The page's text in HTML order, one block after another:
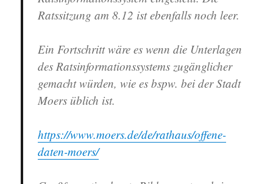
Ratssitzung am 8.12 ist ebenfalls noch leer.
Ein Fortschritt wäre es wenn die Unterlagen
des Ratsinformationssystems zugänglicher
gemacht würden, wie es bspw. bei der Stadt
Moers üblich ist.
https://www.moers.de/de/rathaus/offene-
daten-moers/